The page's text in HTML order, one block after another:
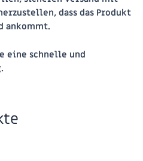
dass das Produkt
ankommt.
eine schnelle und